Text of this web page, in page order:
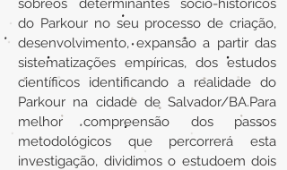
sobreos determinantes sócio-históricos
do Parkour no seu processo de criação,
desenvolvimento, expansão a partir das
sistematizações empíricas, dos estudos
científicos identificando a realidade do
Parkour na cidade de Salvador/BA.Para
melhor compreensão dos passos
metodológicos que percorrerá esta
investigação, dividimos o estudoem dois